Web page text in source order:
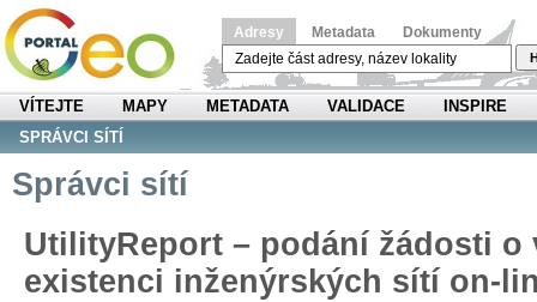
Adresy Metadata Dokumenty
VÍTEJTE MAPY METADATA VALIDACE
INSPIRE
SPRÁVCI SÍTÍ
Správci sítí
UtilityReport – podání žádosti o
existenci inženýrských sítí on-